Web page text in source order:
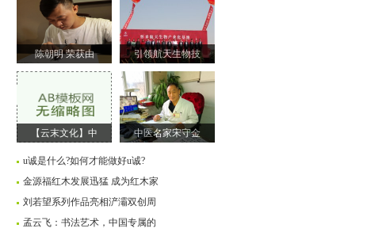
陈朝明 荣获由 引领航天生物技
【云末文化】中 中医名家宋守金
u诚是什么?如何才能做好u诚?
金源福红木发展迅猛 成为红木家
刘若望系列作品亮相浐灞双创周
孟云飞：书法艺术，中国专属的